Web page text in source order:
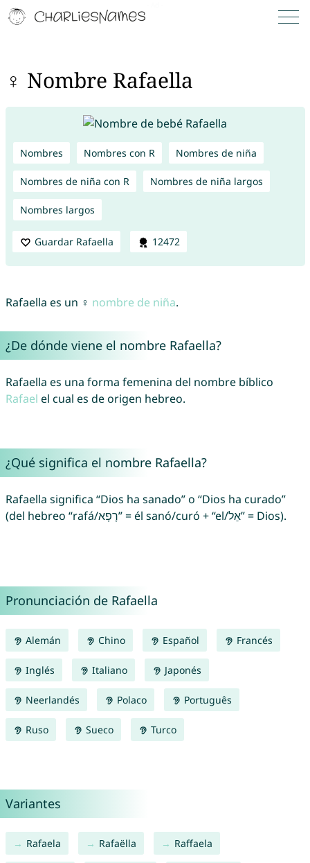
♀ Nombre Rafaella
Nombres Nombres con R Nombres de niña
Nombres de niña con R Nombres de niña largos
Nombres largos
Guardar Rafaella 12472
Rafaella es un ♀ nombre de niña.
¿De dónde viene el nombre Rafaella?
Rafaella es una forma femenina del nombre bíblico
Rafael el cual es de origen hebreo.
¿Qué significa el nombre Rafaella?
Rafaella significa “Dios ha sanado” o “Dios ha curado”
(del hebreo “rafá/רָפָא” = él sanó/curó + “el/אֵל” = Dios).
Pronunciación de Rafaella
Alemán Chino Español Francés
Inglés Italiano Japonés
Neerlandés Polaco Português
Ruso Sueco Turco
Variantes
Rafaela Rafaëlla Raffaela